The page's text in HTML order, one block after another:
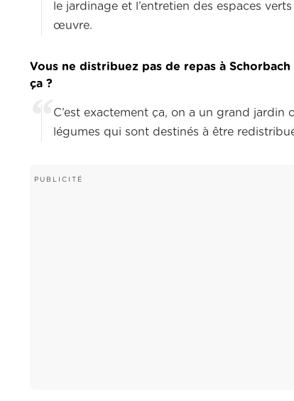
le jardinage et l’entretien des espaces
œuvre.
Vous ne distribuez pas de repas à
ça ?
C’est exactement ça, on a un grand
légumes qui sont destinés à être